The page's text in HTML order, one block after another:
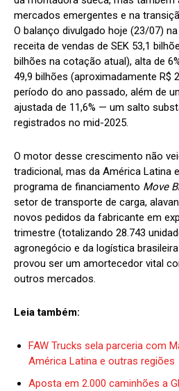
mercados emergentes e na
O balanço divulgado hoje (23/07)
receita de vendas de SEK 53,1
bilhões na cotação atual), alta de
49,9 bilhões (aproximadamente R$
período do ano passado, além de
ajustada de 11,6% — um salto
registrados no mid-2025.
O motor desse crescimento não
tradicional, mas da América Latina
programa de financiamento Move
setor de transporte de carga,
novos pedidos da fabricante em
trimestre (totalizando 28.743
agronegócio e da logística
provou ser um amortecedor vital
outros mercados.
Leia também:
FAW Trucks sela parceria com
América Latina e outras regiões
Aposta em 2.000 caminhões a